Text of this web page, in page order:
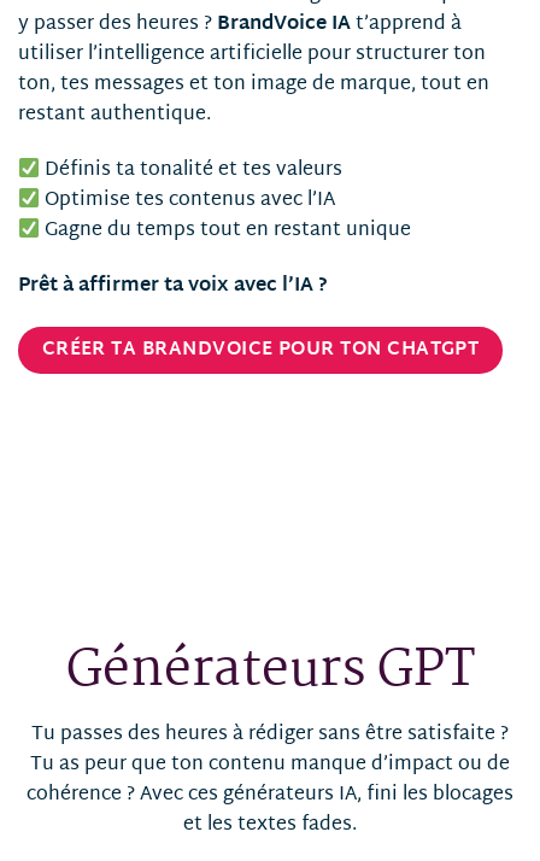
y passer des heures ?BrandVoice IAt’apprend à
utiliser l’intelligence artificielle pour structurer ton
ton, tes messages et ton image de marque, tout en
restant authentique.
Définis ta tonalité et tes valeurs
Optimise tes contenus avec l’IA
Gagne du temps tout en restant unique
Prêt à affirmer ta voix avec l’IA ?
CRÉER TA BRANDVOICE POUR TON CHATGPT
Générateurs GPT
Tu passes des heures à rédiger sans être satisfaite ?
Tu as peur que ton contenu manque d’impact ou de
cohérence ? Avec ces générateurs IA, fini les blocages
et les textes fades.